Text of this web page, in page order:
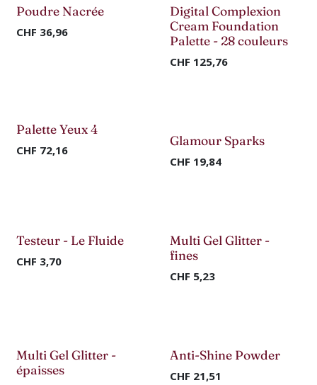
Nouveau !
Poudre Nacrée
CHF 36,96 Nouveau !
Digital Complexion
Cream Foundation
Palette - 28 couleurs
CHF 125,76
Nouveau !
Palette Yeux 4
CHF 72,16 Nouveau !
Glamour Sparks
CHF 19,84
Nouveau !
Testeur - Le Fluide
CHF 3,70
Nouveau !
Multi Gel Glitter -
fines
CHF 5,23
Nouveau !
Multi Gel Glitter -
épaisses
Nouveau !
Anti-Shine Powder
CHF 21,51